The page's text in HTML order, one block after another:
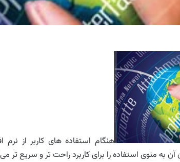
به منوی استفاده را برای کاربرد راحت تر و سریع تر